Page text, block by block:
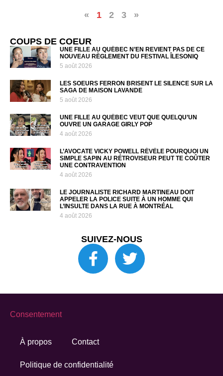
« 1 2 3 »
COUPS DE COEUR
UNE FILLE AU QUÉBEC N’EN REVIENT PAS DE CE
NOUVEAU RÈGLEMENT DU FESTIVAL ÎLESONIQ
5 août 2026
LES SOEURS FERRON BRISENT LE SILENCE SUR LA
SAGA DE MAISON LAVANDE
5 août 2026
UNE FILLE AU QUÉBEC VEUT QUE QUELQU’UN
OUVRE UN GARAGE GIRLY POP
4 août 2026
L’AVOCATE VICKY POWELL RÉVÈLE POURQUOI UN
SIMPLE SAPIN AU RÉTROVISEUR PEUT TE COÛTER
UNE CONTRAVENTION
4 août 2026
LE JOURNALISTE RICHARD MARTINEAU DOIT
APPELER LA POLICE SUITE À UN HOMME QUI
L’INSULTE DANS LA RUE À MONTRÉAL
4 août 2026
SUIVEZ-NOUS
À propos Contact
Politique de confidentialité
Consentement